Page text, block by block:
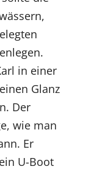
in einer
Glanz
Der
wie man
Er
U-Boot